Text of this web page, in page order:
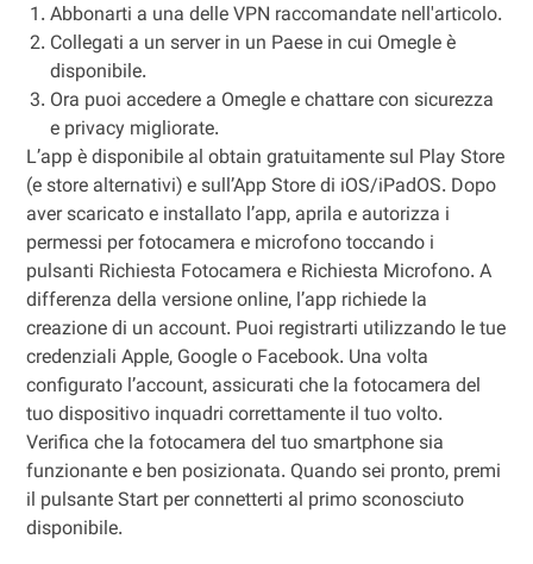
Abbonarti a una delle VPN raccomandate nell'articolo.
Collegati a un server in un Paese in cui Omegle è
disponibile.
Ora puoi accedere a Omegle e chattare con sicurezza
e privacy migliorate.
L’app è disponibile al obtain gratuitamente sul Play Store
(e store alternativi) e sull’App Store di iOS/iPadOS. Dopo
aver scaricato e installato l’app, aprila e autorizza i
permessi per fotocamera e microfono toccando i
pulsanti Richiesta Fotocamera e Richiesta Microfono. A
differenza della versione online, l’app richiede la
creazione di un account. Puoi registrarti utilizzando le tue
credenziali Apple, Google o Facebook. Una volta
configurato l’account, assicurati che la fotocamera del
tuo dispositivo inquadri correttamente il tuo volto.
Verifica che la fotocamera del tuo smartphone sia
funzionante e ben posizionata. Quando sei pronto, premi
il pulsante Start per connetterti al primo sconosciuto
disponibile.